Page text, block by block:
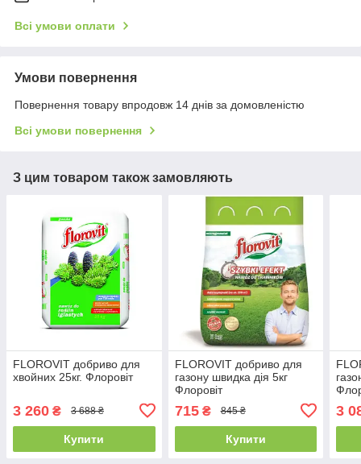
Всі умови оплати
Умови повернення
Повернення товару впродовж 14 днів за домовленістю
Всі умови повернення
З цим товаром також замовляють
FLOROVIT добриво для
хвойних 25кг. Флоровіт
3 260 ₴ 3 688 ₴
Купити
FLOROVIT добриво для
газону швидка дія 5кг
Флоровіт
715₴ 845 ₴
Купити
3